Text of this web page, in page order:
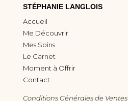
STÉPHANIE LANGLOIS
Accueil
Me Découvrir
Mes Soins
Le Carnet
Moment à Offrir
Contact
Conditions Générales de Ventes